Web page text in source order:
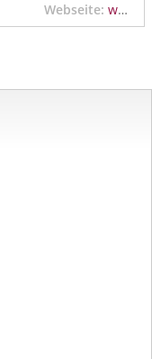
Webseite: www.pumpen-zentrale.de